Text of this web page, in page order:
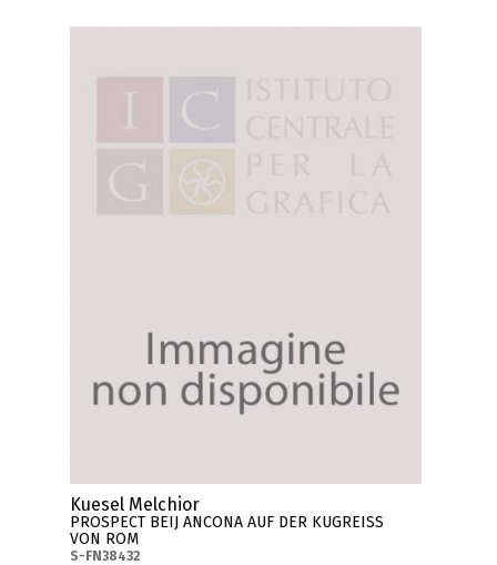
Kuesel Melchior
PROSPECT BEIJ ANCONA AUF DER KUGREISS
VON ROM
S-FN38432